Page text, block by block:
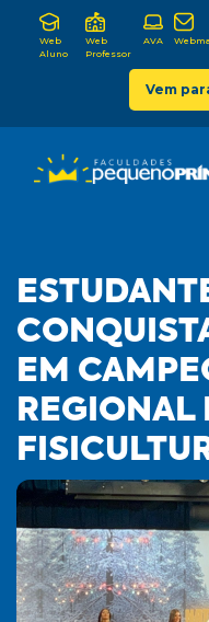
Web
Aluno
Web
Professor
AVA
Vem
EM
REGIONAL